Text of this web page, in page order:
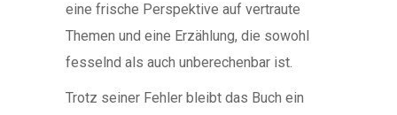
eine frische Perspektive auf vertraute
Themen und eine Erzählung, die sowohl
fesselnd als auch unberechenbar ist.
Trotz seiner Fehler bleibt das Buch ein